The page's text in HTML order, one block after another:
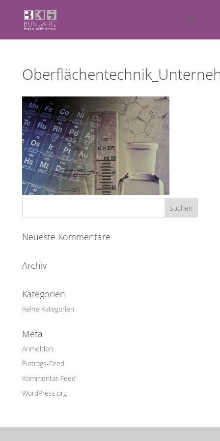
Neueste Kommentare
Archiv
Kategorien
Keine Kategorien
Meta
Anmelden
Eintrags-Feed
Kommentar-Feed
WordPress.org